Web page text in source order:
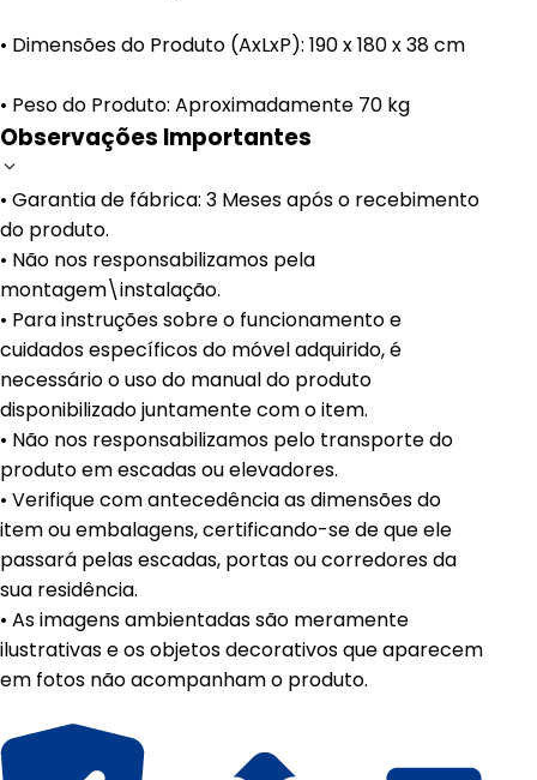
• Dimensões do Produto (AxLxP): 190 x 180 x 38 cm
• Peso do Produto: Aproximadamente 70 kg
Observações Importantes
• Garantia de fábrica: 3 Meses após o recebimento
do produto.
• Não nos responsabilizamos pela
montagem\instalação.
• Para instruções sobre o funcionamento e
cuidados específicos do móvel adquirido, é
necessário o uso do manual do produto
disponibilizado juntamente com o item.
• Não nos responsabilizamos pelo transporte do
produto em escadas ou elevadores.
• Verifique com antecedência as dimensões do
item ou embalagens, certificando-se de que ele
passará pelas escadas, portas ou corredores da
sua residência.
• As imagens ambientadas são meramente
ilustrativas e os objetos decorativos que aparecem
em fotos não acompanham o produto.